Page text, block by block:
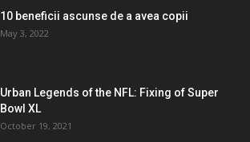
10 beneficii ascunse de a avea copii
May 3, 2022
Urban Legends of the NFL: Fixing of Super
Bowl XL
October 19, 2021